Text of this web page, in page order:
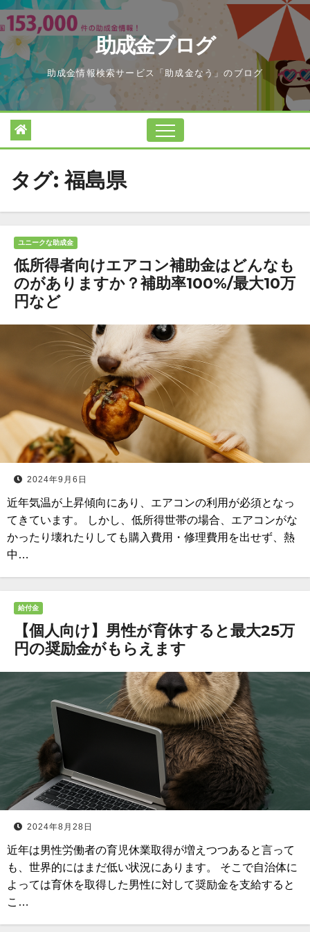
Skip
to
content
助成金ブログ
助成金情報検索サービス「助成金なう」のブログ
タグ:福島県
ユニークな助成金
低所得者向けエアコン補助金はどんなも
のがありますか？補助率100%/最大10万
円など
2024年9月6日
近年気温が上昇傾向にあり、エアコンの利用が必須となっ
てきています。 しかし、低所得世帯の場合、エアコンがな
かったり壊れたりしても購入費用・修理費用を出せず、熱
中…
給付金
【個人向け】男性が育休すると最大25万
円の奨励金がもらえます
2024年8月28日
近年は男性労働者の育児休業取得が増えつつあると言って
も、世界的にはまだ低い状況にあります。 そこで自治体に
よっては育休を取得した男性に対して奨励金を支給すると
こ…